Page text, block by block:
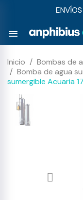
menu
Inicio Bombas de
Bomba de agua
sumergible Acuaria